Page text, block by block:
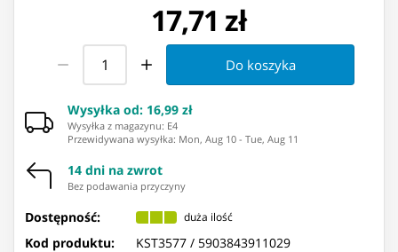
17,71 zł
Do koszyka
Wysyłka od: 16,99 zł
Wysyłka z magazynu: ⁨E4⁩
Przewidywana wysyłka: Mon, Aug 10 - Tue, Aug 11
14 dni na zwrot
Bez podawania przyczyny
Dostępność: duża ilość
Kod produktu: KST3577 / 5903843911029